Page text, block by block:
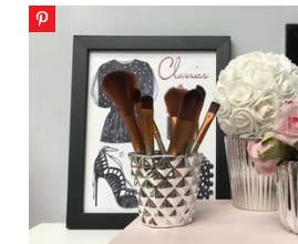
A
Sua
Casa